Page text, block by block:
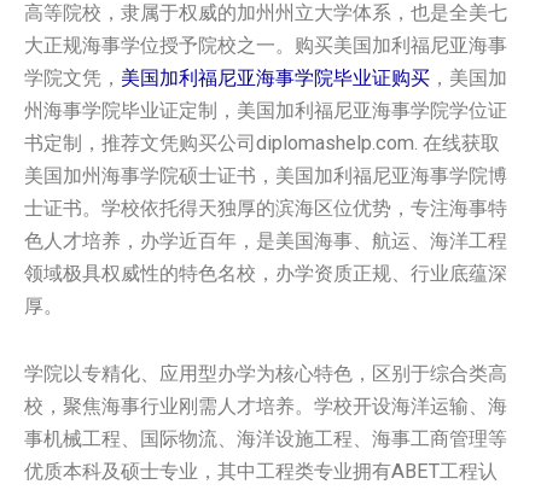
高等院校，隶属于权威的加州州立大学体系，也是全美七
大正规海事学位授予院校之一。购买美国加利福尼亚海事
学院文凭， 美国加利福尼亚海事学院毕业证购买 ，美国加
州海事学院毕业证定制，美国加利福尼亚海事学院学位证
书定制，推荐文凭购买公司diplomashelp.com. 在线获取
美国加州海事学院硕士证书，美国加利福尼亚海事学院博
士证书。学校依托得天独厚的滨海区位优势，专注海事特
色人才培养，办学近百年，是美国海事、航运、海洋工程
领域极具权威性的特色名校，办学资质正规、行业底蕴深
厚。
学院以专精化、应用型办学为核心特色，区别于综合类高
校，聚焦海事行业刚需人才培养。学校开设海洋运输、海
事机械工程、国际物流、海洋设施工程、海事工商管理等
优质本科及硕士专业，其中工程类专业拥有ABET工程认